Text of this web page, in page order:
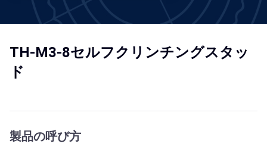
TH-M3-8セルフクリンチングスタッ
ド
製品の呼び方